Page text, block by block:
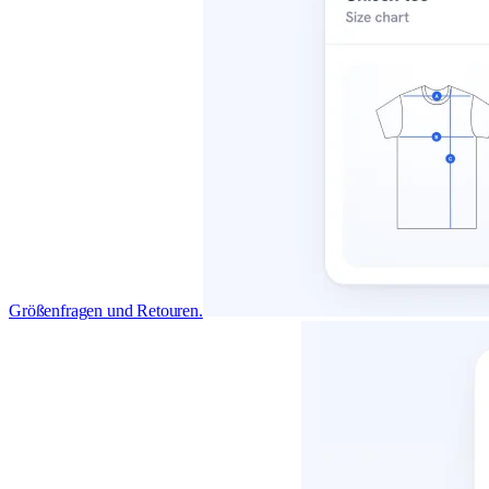
Größenfragen und Retouren.